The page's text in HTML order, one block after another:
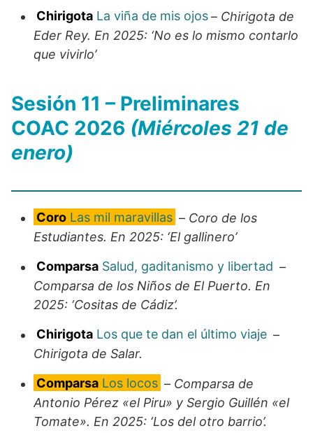
Chirigota La viña de mis ojos– Chirigota de
Eder Rey. En 2025: ‘No es lo mismo contarlo
que vivirlo’
Sesión 11 – Preliminares
COAC 2026 (Miércoles 21 de
enero)
Coro Las mil maravillas – Coro de los
Estudiantes. En 2025: ‘El gallinero’
Comparsa Salud, gaditanismo y libertad –
Comparsa de los Niños de El Puerto. En
2025: ‘Cositas de Cádiz’.
Chirigota Los que te dan el último viaje –
Chirigota de Salar.
Comparsa Los locos – Comparsa de
Antonio Pérez «el Piru» y Sergio Guillén «el
Tomate». En 2025: ‘Los del otro barrio’.